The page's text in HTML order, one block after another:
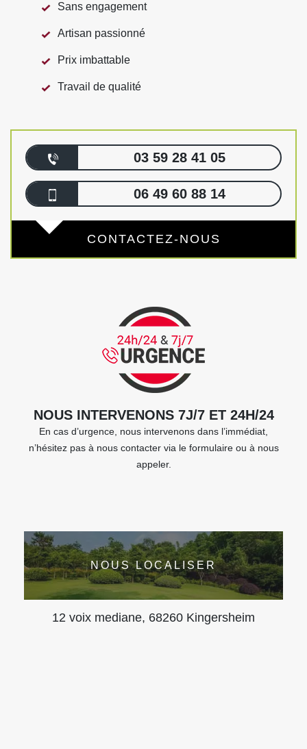
Sans engagement
Artisan passionné
Prix imbattable
Travail de qualité
03 59 28 41 05
06 49 60 88 14
CONTACTEZ-NOUS
NOUS INTERVENONS 7J/7 ET 24H/24
En cas d’urgence, nous intervenons dans l’immédiat,
n’hésitez pas à nous contacter via le formulaire ou à nous
appeler.
NOUS LOCALISER
12 voix mediane, 68260 Kingersheim